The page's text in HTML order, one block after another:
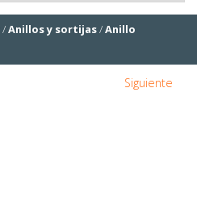
/Anillos y sortijas/Anillo
Siguiente